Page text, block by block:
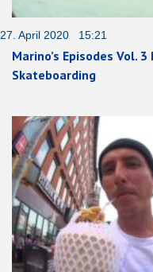
27. April 2020 15:21
Marino’s Episodes Vol.
Skateboarding